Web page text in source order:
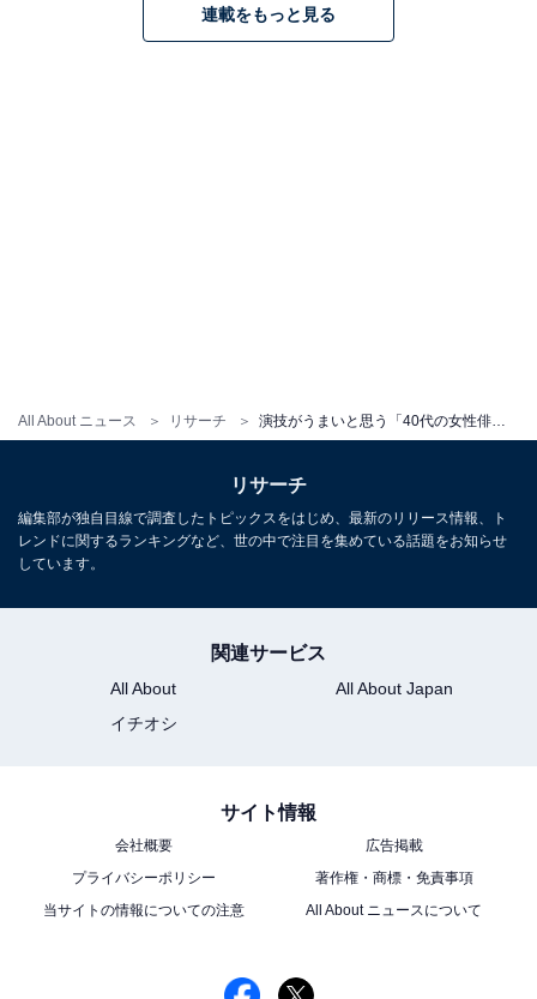
All About ニュース リサーチ
この記事の筆者：くま なかこ プロフィール
編集プロダクション出身のフリーランスエディター。編
こちらもおすすめ
連載をもっと見る
リサーチ
編集部が独自目線で調査したトピックスをはじめ、最新のリリース情報、ト
レンドに関するランキングなど、世の中で注目を集めている話題をお知らせ
しています。
関連サービス
All About
All About Japan
イチオシ
サイト情報
会社概要
広告掲載
プライバシーポリシー
著作権・商標・免責事項
当サイトの情報についての注意
All About ニュースについて